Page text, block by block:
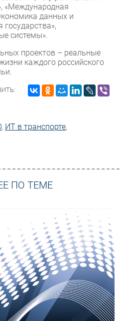
«Международная
данных и
системы».
проектов – реальные
каждого российского
, ИТ в транспорте,
ПО ТЕМЕ